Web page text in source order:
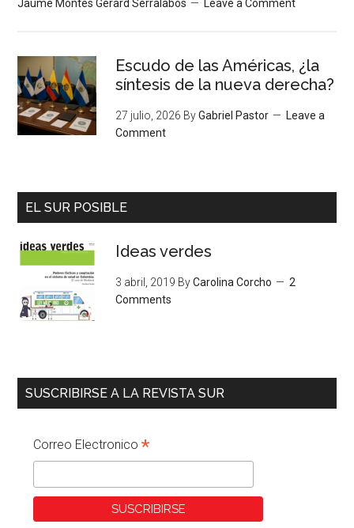
Jaume Montés Gerard Serralabós Leave a Comment
Escudo de las Américas, ¿la
síntesis de la nueva derecha?
27 julio, 2026 ByGabriel Pastor
Leave a
Comment
EL SUR POSIBLE
Ideas verdes
3 abril, 2019 ByCarolina Corcho
2
Comments
SUSCRIBIRSE A LA REVISTA SUR
Correo Electronico*